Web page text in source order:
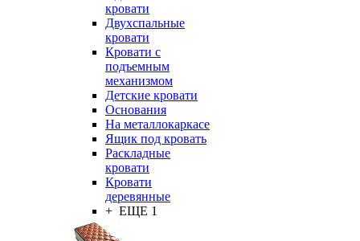
кровати
Двухспальные
кровати
Кровати с
подъемным
механизмом
Детские кровати
Основания
На металлокаркасе
Ящик под кровать
Раскладные
кровати
Кровати
деревянные
+ ЕЩЕ 1